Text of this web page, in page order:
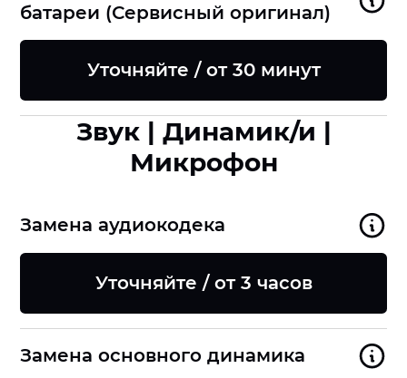
батареи (Сервисный оригинал)
Уточняйте / от 30 минут
Звук | Динамик/и |
Микрофон
Замена аудиокодека
Уточняйте / от 3 часов
Замена основного динамика